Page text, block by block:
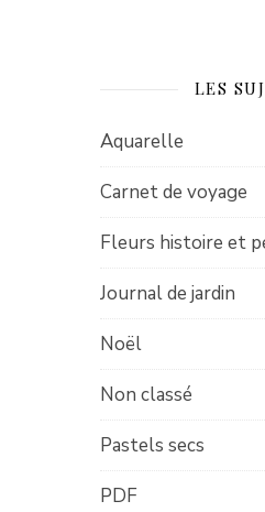
LES
Aquarelle
Carnet de voyage
Fleurs histoire et
Journal de jardin
Noël
Non classé
Pastels secs
PDF